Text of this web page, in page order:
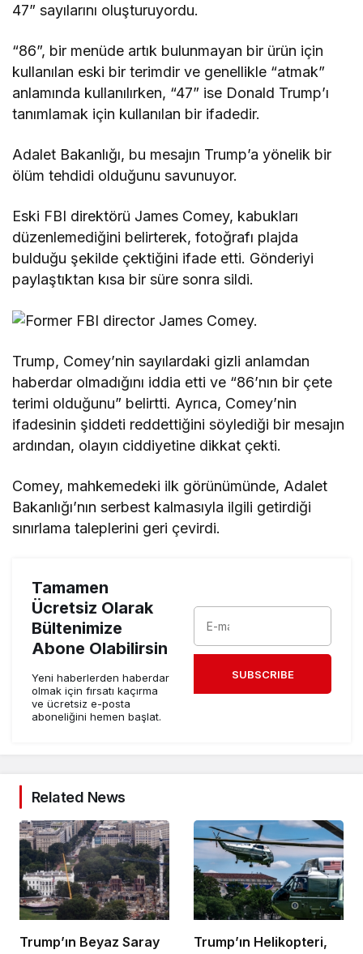
47” sayılarını oluşturuyordu.
“86”, bir menüde artık bulunmayan bir ürün için
kullanılan eski bir terimdir ve genellikle “atmak”
anlamında kullanılırken, “47” ise Donald Trump’ı
tanımlamak için kullanılan bir ifadedir.
Adalet Bakanlığı, bu mesajın Trump’a yönelik bir
ölüm tehdidi olduğunu savunuyor.
Eski FBI direktörü James Comey, kabukları
düzenlemediğini belirterek, fotoğrafı plajda
bulduğu şekilde çektiğini ifade etti. Gönderiyi
paylaştıktan kısa bir süre sonra sildi.
Trump, Comey’nin sayılardaki gizli anlamdan
haberdar olmadığını iddia etti ve “86’nın bir çete
terimi olduğunu” belirtti. Ayrıca, Comey’nin
ifadesinin şiddeti reddettiğini söylediği bir mesajın
ardından, olayın ciddiyetine dikkat çekti.
Comey, mahkemedeki ilk görünümünde, Adalet
Bakanlığı’nın serbest kalmasıyla ilgili getirdiği
sınırlama taleplerini geri çevirdi.
Tamamen
Ücretsiz Olarak
Bültenimize
Abone Olabilirsin
Yeni haberlerden haberdar
olmak için fırsatı kaçırma
ve ücretsiz e-posta
aboneliğini hemen başlat.
SUBSCRIBE
Related News
Trump’ın Beyaz Saray
Trump’ın Helikopteri,